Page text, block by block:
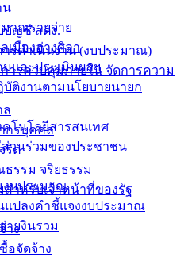
บัญชี สตง.
รดำเนินงาน (งบประมาณ)
ารควบคุมภายใน จัดการความ
ล
กรบุคคล
ริต
รรม จริยธรรม
ำหรับเจ้าหน้าที่ของรัฐ
าง
อจัดจ้าง
น
าณรายจ่าย
เมืองอ่างศิลา
และประเมินผลฯ
บัติงานตามนโยบายนายก
โนโลยีสารสนเทศ
ส่วนร่วมของประชาชน
งบประมาณ
แปลงคำชี้แจงงบประมาณ
ายงินรวม